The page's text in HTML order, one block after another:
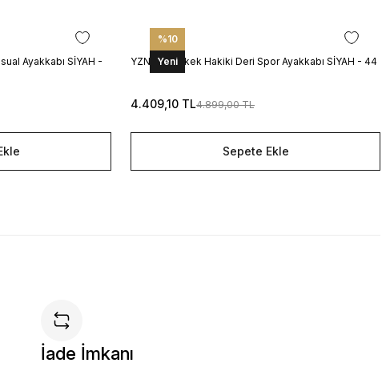
Ayakkabı SİYAH -
%10
Yeni
YZN1023 Erkek Hakiki Deri Spor Ayakkabı SİYAH - 44
4.409,10 TL4.899,00 TL
Sepete Ekle
İade İmkanı